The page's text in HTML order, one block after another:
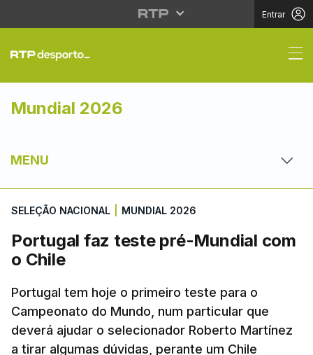
Entrar
Portugal faz teste
Mundial 2026
MENU
SELEÇÃO NACIONAL MUNDIAL 2026
Portugal faz teste pré-Mundial com
o Chile
Portugal tem hoje o primeiro teste para o
Campeonato do Mundo, num particular que
deverá ajudar o selecionador Roberto Martínez
a tirar algumas dúvidas, perante um Chile